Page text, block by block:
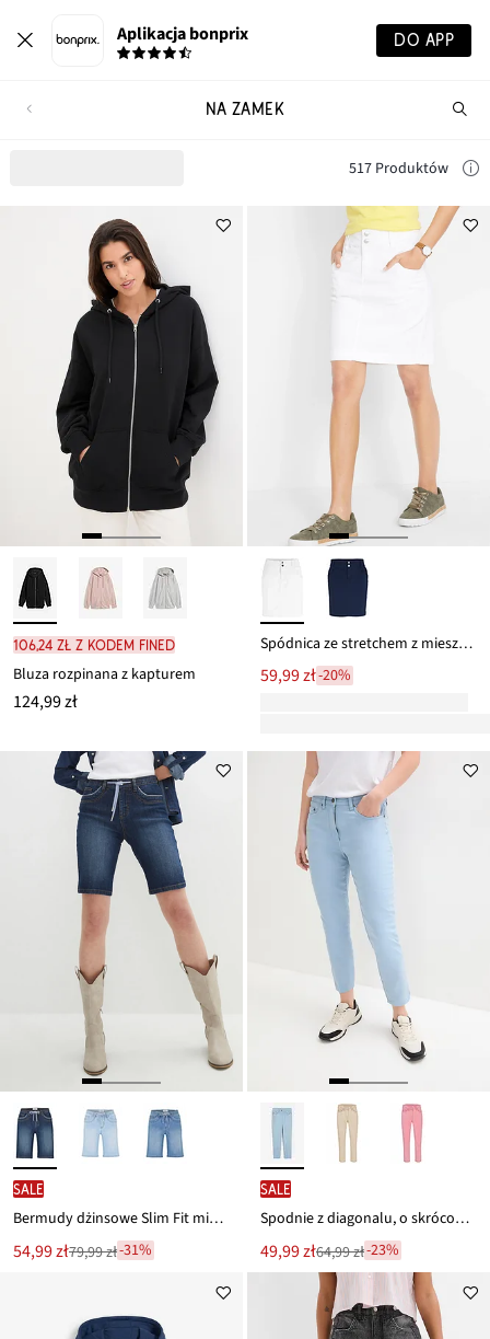
Aplikacja bonprix DO APP
NA ZAMEK
517 Produktów
106,24 zł z kodem FINED
Bluza rozpinana z kapturem
124,99 zł
Spódnica ze stretchem z mieszanki bawełny
59,99 zł-20%
SALE
Bermudy dżinsowe Slim Fit mid waist
Nowa
cena
54,99 zł
Przeceniono
79,99 zł-31%
SALE
Spodnie z diagonalu, o skróconej długości z mieszanki bawełny
Nowa
cena
49,99 zł
Przeceniono
64,99 zł-23%